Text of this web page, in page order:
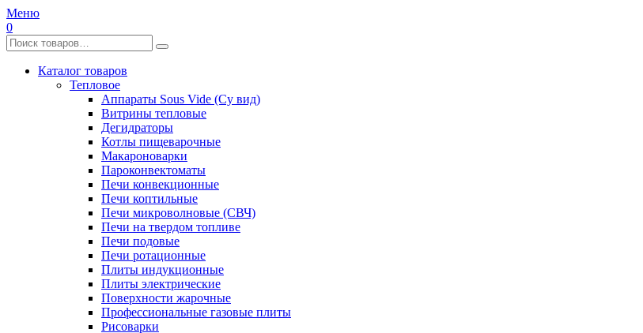
Меню
0
Каталог товаров
Тепловое
Аппараты Sous Vide (Су вид)
Витрины тепловые
Дегидраторы
Котлы пищеварочные
Макароноварки
Пароконвектоматы
Печи конвекционные
Печи коптильные
Печи микроволновые (СВЧ)
Печи на твердом топливе
Печи подовые
Печи ротационные
Плиты индукционные
Плиты электрические
Поверхности жарочные
Профессиональные газовые плиты
Рисоварки